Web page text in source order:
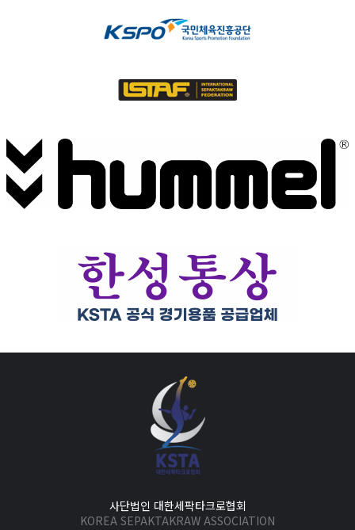
사단법인 대한세팍타크로협회
KOREA SEPAKTAKRAW ASSOCIATION